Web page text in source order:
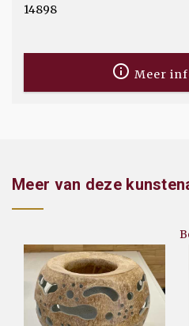
14898
Meer
Meer van deze